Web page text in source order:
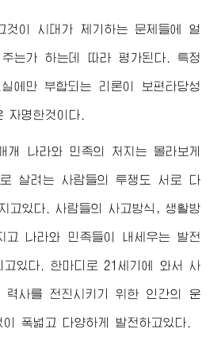
것이 시대가 제기하는 문제들에 얼
는가 하는데 따라 평가된다. 특정
에만 부합되는 리론이 보편타당성
자명한것이다.
개 나라와 민족의 처지는 몰라보게
로 살려는 사람들의 투쟁도 서로 다
고있다. 사람들의 사고방식, 생활방
고 나라와 민족들이 내세우는 발전
고있다. 한마디로 21세기에 와서 사
력사를 전진시키기 위한 인간의 운
폭넓고 다양하게 발전하고있다.